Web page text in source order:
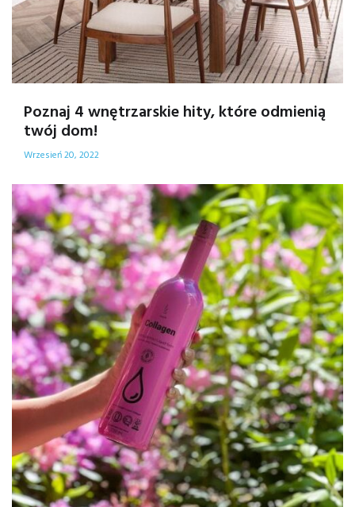
Poznaj 4 wnętrzarskie hity, które odmienią
twój dom!
Wrzesień 20, 2022